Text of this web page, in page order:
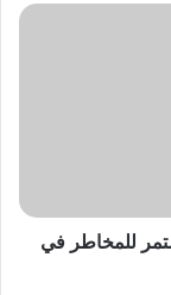
للمخاطر في